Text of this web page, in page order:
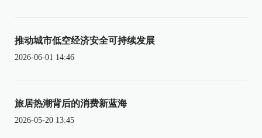
推动城市低空经济安全可持续发展
2026-06-01 14:46
旅居热潮背后的消费新蓝海
2026-05-20 13:45